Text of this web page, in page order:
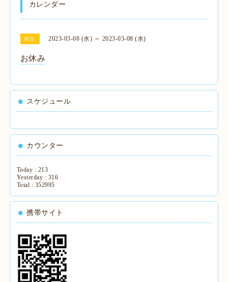
カレンダー
休日 2023-03-08 (水) ～ 2023-03-08 (水)
お休み
スケジュール
カウンター
Today : 213
Yesterday : 316
Total : 352995
携帯サイト